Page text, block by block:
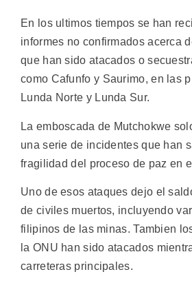
En los ultimos tiempos se han
informes no confirmados acerca
que han sido atacados o
como Cafunfo y Saurimo, en las
Lunda Norte y Lunda Sur.
La emboscada de Mutchokwe
una serie de incidentes que han
fragilidad del proceso de paz en
Uno de esos ataques dejo el
de civiles muertos, incluyendo
filipinos de las minas. Tambien
la ONU han sido atacados
carreteras principales.